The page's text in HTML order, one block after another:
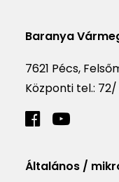
Baranya
7621 Pécs,
Központi tel.: 72/
Általános /